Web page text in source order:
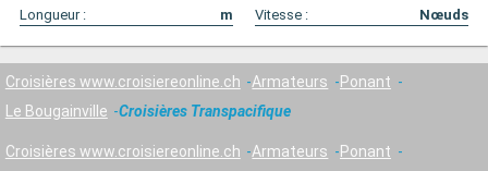
Longueur :
m Vitesse : Nœuds
Croisières www.croisiereonline.ch Armateurs
Ponant
Le Bougainville
Croisières Transpacifique
Croisières www.croisiereonline.ch Armateurs
Ponant